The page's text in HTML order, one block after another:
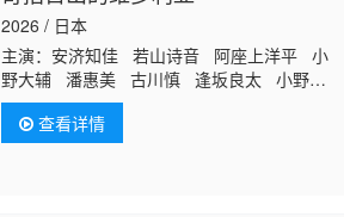
2026 / 日本
主演：安济知佳 若山诗音 阿座上洋平 小
野大辅 潘惠美 古川慎 逢坂良太 小野贤
章 野岛健儿 秋保佐永子
查看详情